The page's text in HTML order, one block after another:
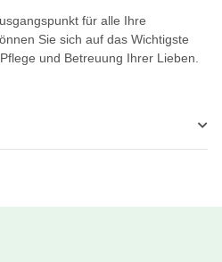
für alle Ihre
Sie sich auf das Wichtigste
und Betreuung Ihrer Lieben.